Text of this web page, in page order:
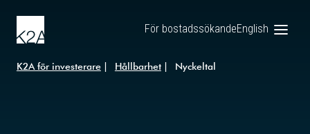
För bostadssökandeEnglish
K2A för investerare Hållbarhet Nyckeltal